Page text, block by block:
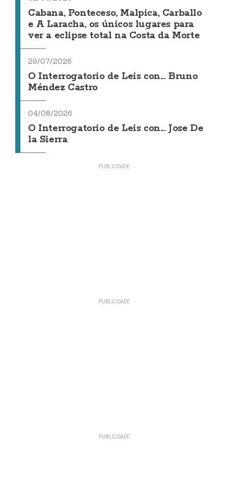
Cabana, Ponteceso, Malpica, Carballo
e A Laracha, os únicos lugares para
ver a eclipse total na Costa da Morte
29/07/2026
O Interrogatorio de Leis con... Bruno
Méndez Castro
04/08/2026
O Interrogatorio de Leis con... Jose De
la Sierra